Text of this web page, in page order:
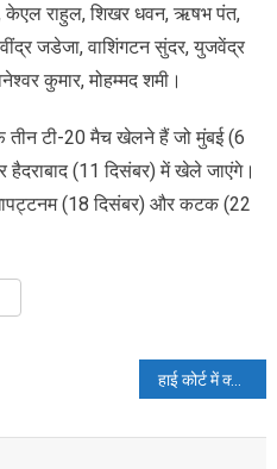
केएल राहुल, शिखर धवन, ऋषभ पंत,
जडेजा, वाशिंगटन सुंदर, युजवेंद्र
कुमार, मोहम्मद शमी।
तीन टी-20 मैच खेलने हैं जो मुंबई (6
(11 दिसंबर) में खेले जाएंगे।
(18 दिसंबर) और कटक (22
हाई कोर्ट में क्लर्क समेत कई पदों पर आज है आवेदन का अंतिम माैका